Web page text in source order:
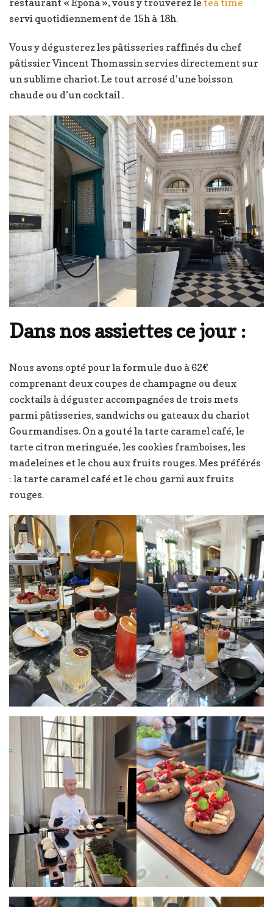
servi quotidiennement de 15h à 18h.
Vous y dégusterez les pâtisseries raffinés du chef
pâtissier Vincent Thomassin servies directement sur
un sublime chariot. Le tout arrosé d’une boisson
chaude ou d’un cocktail .
Dans nos assiettes ce jour :
Nous avons opté pour la formule duo à 62€
comprenant deux coupes de champagne ou deux
cocktails à déguster accompagnées de trois mets
parmi pâtisseries, sandwichs ou gateaux du chariot
Gourmandises. On a gouté la tarte caramel café, le
tarte citron meringuée, les cookies framboises, les
madeleines et le chou aux fruits rouges. Mes préférés
: la tarte caramel café et le chou garni aux fruits
rouges.